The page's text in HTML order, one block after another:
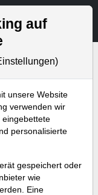
und Artikelsuche
auf
unsere Website
verwenden wir
personalisierte
gespeichert oder
wie
Eine